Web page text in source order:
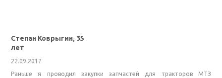
Степан Коврыгин, 35
лет
22.09.2017
Раньше я проводил закупки запчастей для тракторов МТЗ